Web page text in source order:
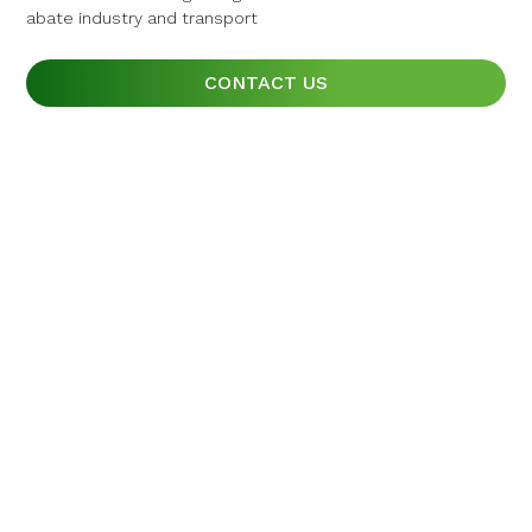
abate industry and transport
CONTACT US
abate industry and transport
CONTACT US
abate industry and transport
CONTACT US